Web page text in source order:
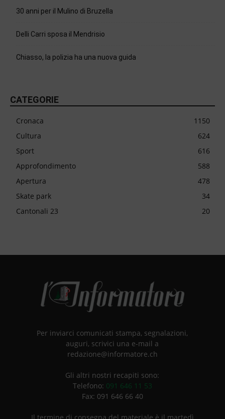
30 anni per il Mulino di Bruzella
Delli Carri sposa il Mendrisio
Chiasso, la polizia ha una nuova guida
CATEGORIE
Cronaca
1150
Cultura
624
Sport
616
Approfondimento
588
Apertura
478
Skate park
34
Cantonali 23
20
Per inviarci comunicati stampa, segnalazioni,
auguri, scrivici una e-mail a
redazione@informatore.ch
Gli altri nostri recapiti sono:
Telefono: 091 646 11 53
Fax: 091 646 66 40
Il termine di consegna del materiale è il martedì